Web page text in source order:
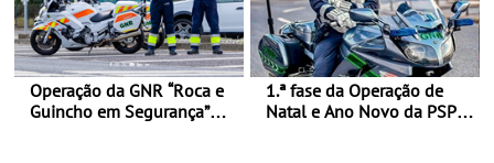
Operação da GNR “Roca e
Guincho em Segurança”
1.ª fase da Operação de
Natal e Ano Novo da PSP e